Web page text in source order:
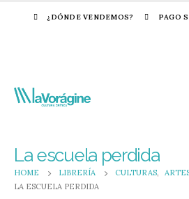
¿DÓNDE VENDEMOS? PAGO
La escuela perdida
HOME LIBRERÍA CULTURAS,
LA ESCUELA PERDIDA